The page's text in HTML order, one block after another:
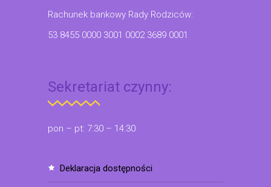
Rachunek bankowy Rady Rodziców:
53 8455 0000 3001 0002 3689 0001
Sekretariat czynny:
pon – pt: 7:30 – 14:30
deklaracja dostępności